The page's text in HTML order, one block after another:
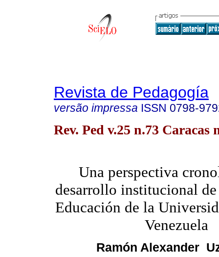
Revista de Pedagogía
versão impressa ISSN 0798-
Rev. Ped v.25 n.73 Caracas
Una perspectiva
desarrollo institucional
Educación de la
Venezuela
Ramón Alexander